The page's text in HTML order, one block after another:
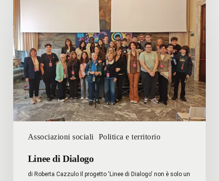
Associazioni sociali Politica e territorio
Dialogo
Linee di Dialogo
di Roberta Cazzulo Il progetto 'Linee di Dialogo' non è solo un